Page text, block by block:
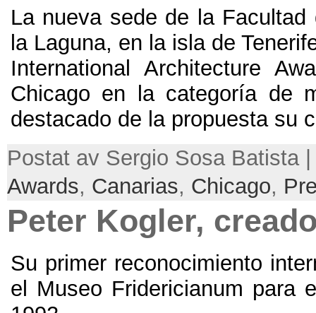
La nueva sede de la
la Laguna, en la isla de
International Architecture
Chicago en la categoría de
destacado de la propuesta su
Postat av Sergio Sosa Batista
Awards, Canarias, Chicago,
Peter Kogler,
Su primer reconocimiento
el Museo Fridericianum para